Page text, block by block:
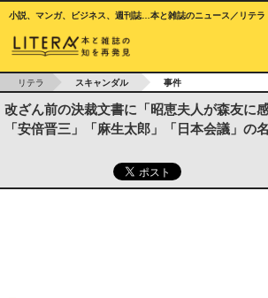
小説、マンガ、ビジネス、週刊誌…本と雑誌のニュース／リテラ
リテラ スキャンダル 事件
改ざん前の決裁文書に「昭恵夫人が森友に
「安倍晋三」「麻生太郎」「日本会議」の